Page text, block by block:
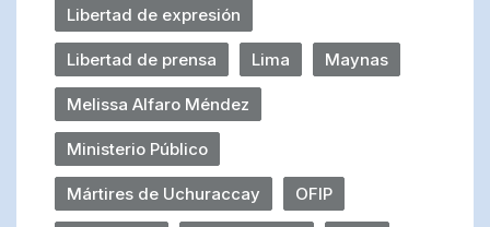
Libertad de expresión
Libertad de prensa Lima Maynas
Melissa Alfaro Méndez
Ministerio Público
Mártires de Uchuraccay OFIP